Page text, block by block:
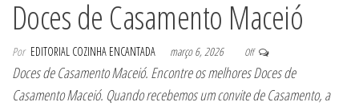
Doces de Casamento Maceió
Por EDITORIAL COZINHA ENCANTADA março 6, 2026 Off
Doces de Casamento Maceió. Encontre os melhores Doces de
Casamento Maceió. Quando recebemos um convite de Casamento, a